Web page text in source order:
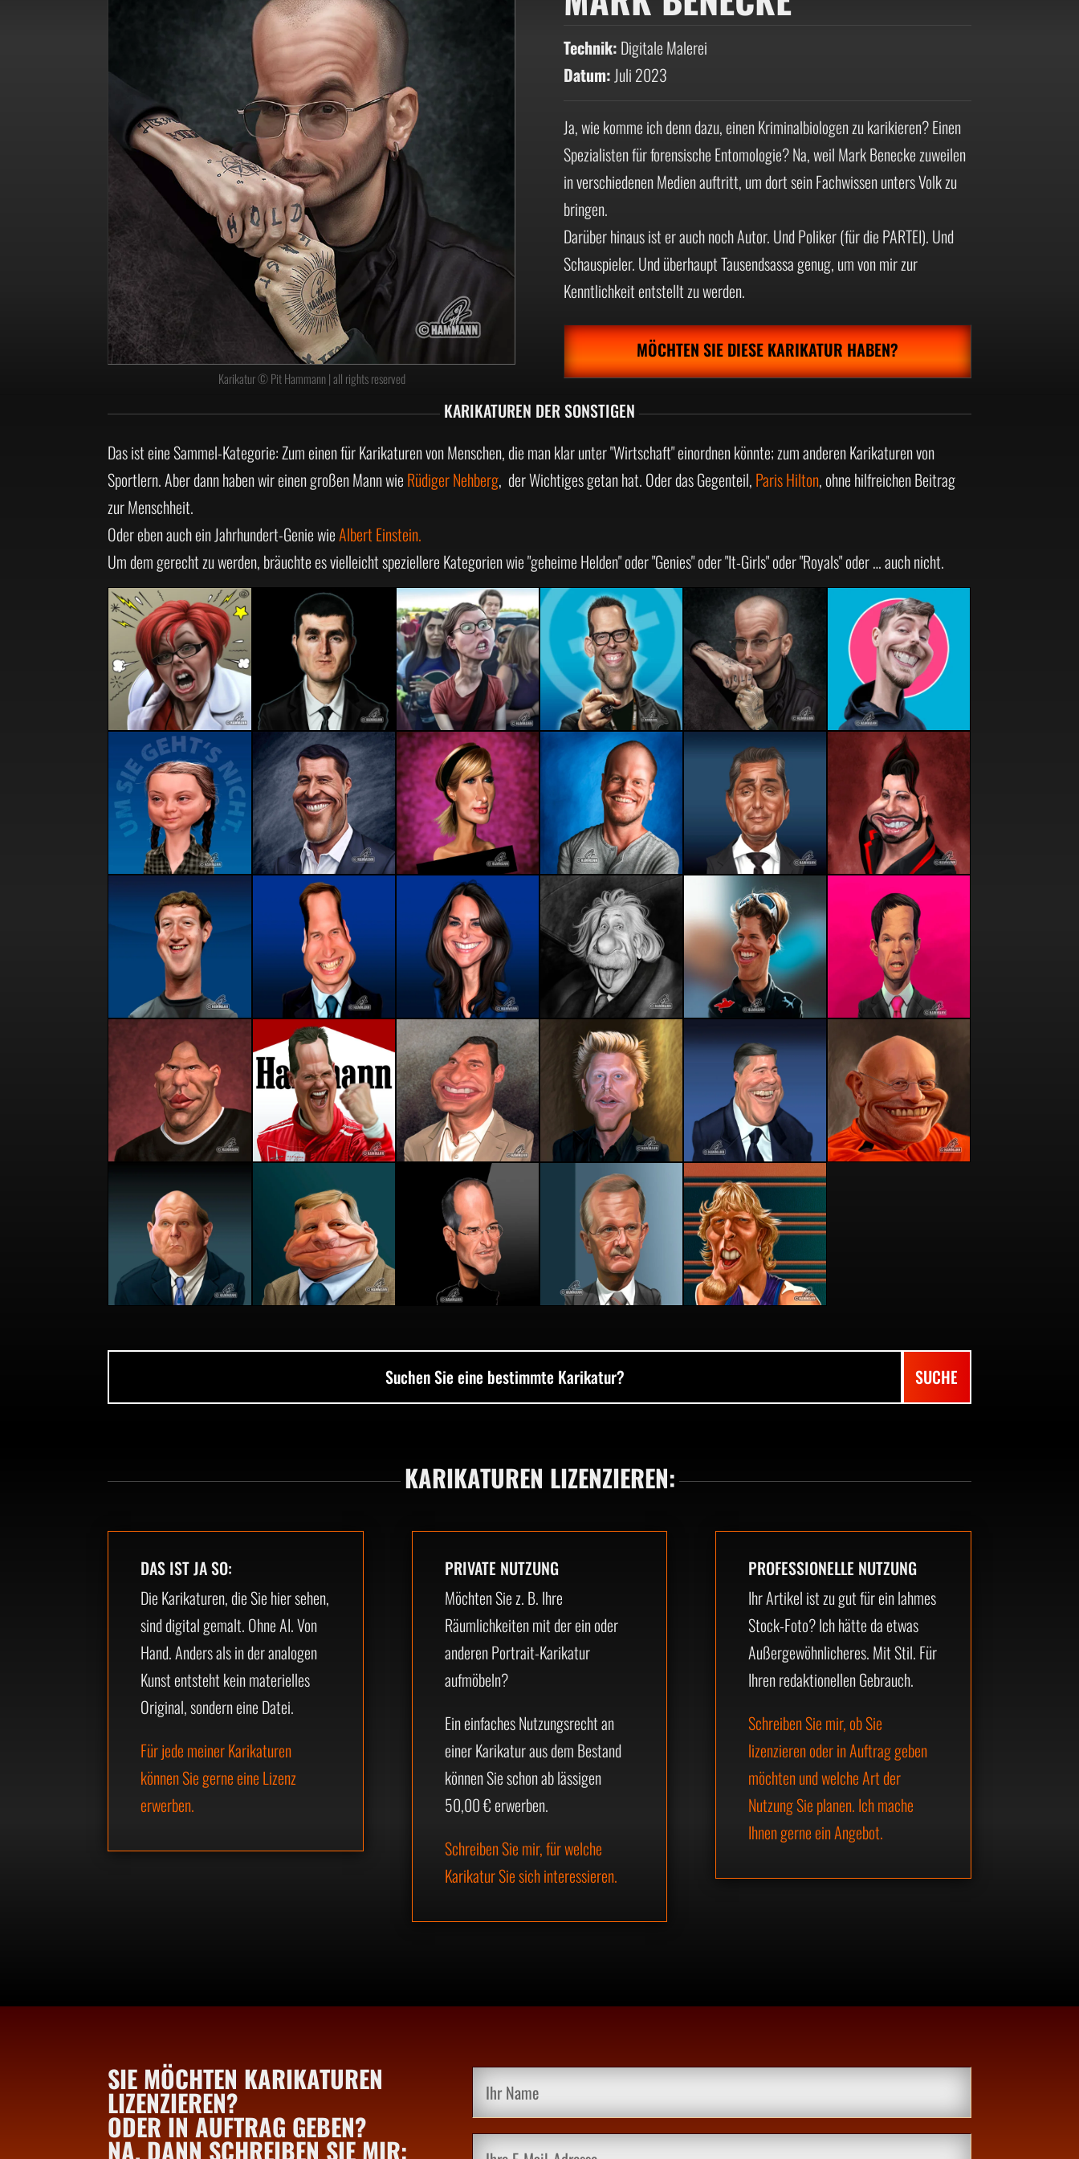
Karikatur © Pit Hammann | all rights reserved
Technik: Digitale Malerei
Datum: Juli 2023
Ja, wie komme ich denn dazu, einen Kriminalbiologen zu karikieren? Einen
Spezialisten für forensische Entomologie? Na, weil Mark Benecke zuweilen
in verschiedenen Medien auftritt, um dort sein Fachwissen unters Volk zu
bringen.
Darüber hinaus ist er auch noch Autor. Und Poliker (für die PARTEI). Und
Schauspieler. Und überhaupt Tausendsassa genug, um von mir zur
Kenntlichkeit entstellt zu werden.
MÖCHTEN SIE DIESE KARIKATUR HABEN?
KARIKATUREN DER SONSTIGEN
Das ist eine Sammel-Kategorie: Zum einen für Karikaturen von Menschen, die man klar unter "Wirtschaft" einordnen könnte; zum anderen Karikaturen von
Sportlern. Aber dann haben wir einen großen Mann wie Rüdiger Nehberg, der Wichtiges getan hat. Oder das Gegenteil, Paris Hilton, ohne hilfreichen Beitrag
zur Menschheit.
Oder eben auch ein Jahrhundert-Genie wieAlbert Einstein.
Um dem gerecht zu werden, bräuchte es vielleicht speziellere Kategorien wie "geheime Helden" oder "Genies" oder "It-Girls" oder "Royals" oder … auch nicht.
KARIKATUREN LIZENZIEREN:
DAS IST JA SO:
Die Karikaturen, die Sie hier sehen,
sind digital gemalt. Ohne AI. Von
Hand. Anders als in der analogen
Kunst entsteht kein materielles
Original, sondern eine Datei.
Für jede meiner Karikaturen
können Sie gerne eine Lizenz
erwerben.
PRIVATE NUTZUNG
Möchten Sie z. B. Ihre
Räumlichkeiten mit der ein oder
anderen Portrait-Karikatur
aufmöbeln?
Ein einfaches Nutzungsrecht an
einer Karikatur aus dem Bestand
können Sie schon ab lässigen
50,00 € erwerben.
Schreiben Sie mir, für welche
Karikatur Sie sich interessieren.
PROFESSIONELLE NUTZUNG
Ihr Artikel ist zu gut für ein lahmes
Stock-Foto? Ich hätte da etwas
Außergewöhnlicheres. Mit Stil. Für
Ihren redaktionellen Gebrauch.
Schreiben Sie mir, ob Sie
lizenzieren oder in Auftrag geben
möchten und welche Art der
Nutzung Sie planen. Ich mache
Ihnen gerne ein Angebot.
SIE MÖCHTEN KARIKATUREN
LIZENZIEREN?
ODER IN AUFTRAG GEBEN?
NA, DANN SCHREIBEN SIE MIR: